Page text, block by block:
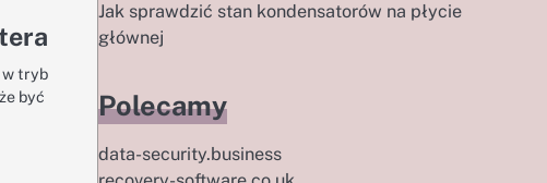
w tryb
być
Jak sprawdzić stan kondensatorów na płycie
głównej
Polecamy
data-security.business